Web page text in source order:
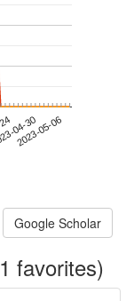
04-30
2023-05-06
Google Scholar
favorites)